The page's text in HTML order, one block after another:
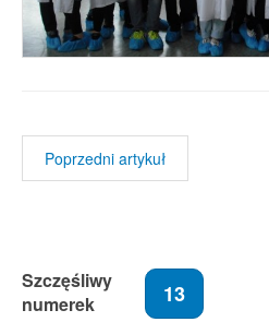
Poprzedni artykuł
Szczęśliwy
numerek
13